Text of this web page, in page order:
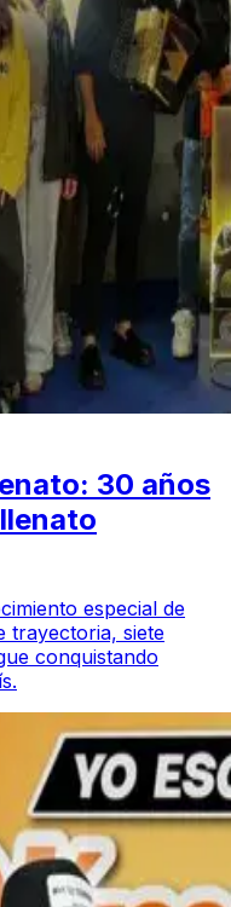
30 años
especial de
trayectoria, siete
conquistando